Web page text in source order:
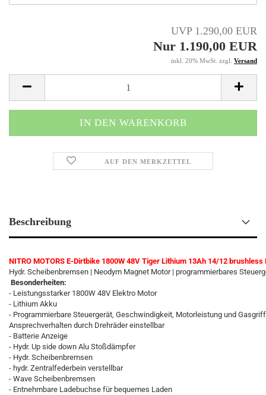
UVP 1.290,00 EUR
Nur 1.190,00 EUR
inkl. 20% MwSt. zzgl. Versand
AUF DEN MERKZETTEL
Beschreibung
NITRO MOTORS E-Dirtbike 1800W 48V Tiger Lithium 13Ah 14/12 brushless
Hydr. Scheibenbremsen | Neodym Magnet Motor | programmierbares
Besonderheiten:
- Leistungsstarker 1800W 48V Elektro Motor
- Lithium Akku
- Programmierbare Steuergerät, Geschwindigkeit, Motorleistung und Gasgriff
Ansprechverhalten durch Drehräder einstellbar
- Batterie Anzeige
- Hydr. Up side down Alu Stoßdämpfer
- Hydr. Scheibenbremsen
- hydr. Zentralfederbein verstellbar
- Wave Scheibenbremsen
- Entnehmbare Ladebuchse für bequemes Laden